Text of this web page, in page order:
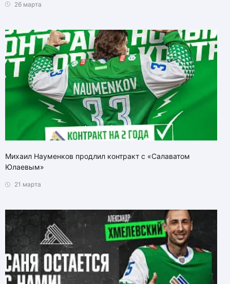
26 марта
Михаил Науменков продлил контракт с «Салаватом
Юлаевым»
21 марта